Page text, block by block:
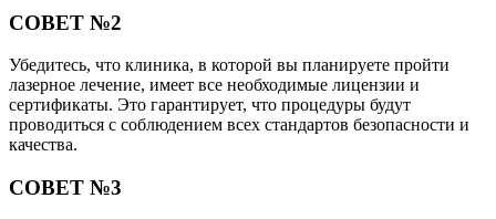
СОВЕТ №2
Убедитесь, что клиника, в которой вы планируете пройти
лазерное лечение, имеет все необходимые лицензии и
сертификаты. Это гарантирует, что процедуры будут
проводиться с соблюдением всех стандартов безопасности и
качества.
СОВЕТ №3